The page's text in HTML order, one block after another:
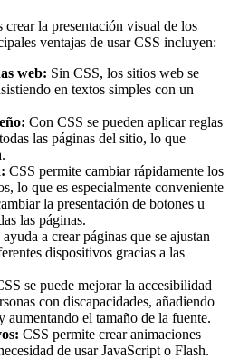
la presentación visual de los
ventajas de usar CSS incluyen:
web: Sin CSS, los sitios web se
en textos simples con un
Con CSS se pueden aplicar reglas
las páginas del sitio, lo que
CSS permite cambiar rápidamente los
lo que es especialmente conveniente
la presentación de botones u
las páginas.
a crear páginas que se ajustan
dispositivos gracias a las
se puede mejorar la accesibilidad
con discapacidades, añadiendo
aumentando el tamaño de la fuente.
CSS permite crear animaciones
de usar JavaScript o Flash.